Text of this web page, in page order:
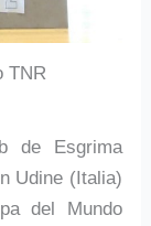
TNR
de Esgrima
Udine (Italia)
del Mundo